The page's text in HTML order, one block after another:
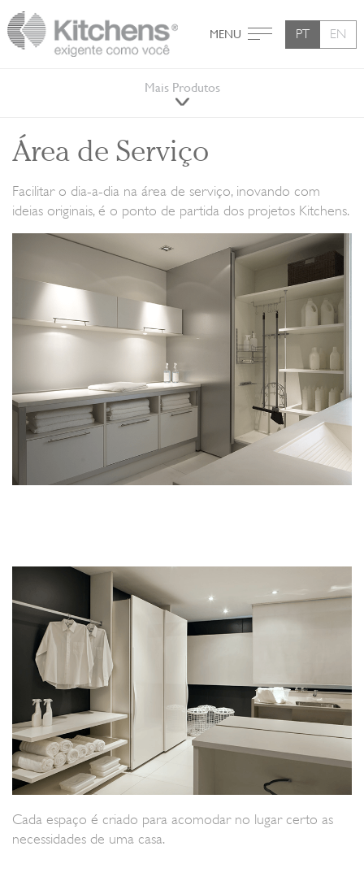
MENU PT EN
Mais Produtos
Área de Serviço
Facilitar o dia-a-dia na área de serviço, inovando com
ideias originais, é o ponto de partida dos projetos Kitchens.
Cada espaço é criado para acomodar no lugar certo as
necessidades de uma casa.